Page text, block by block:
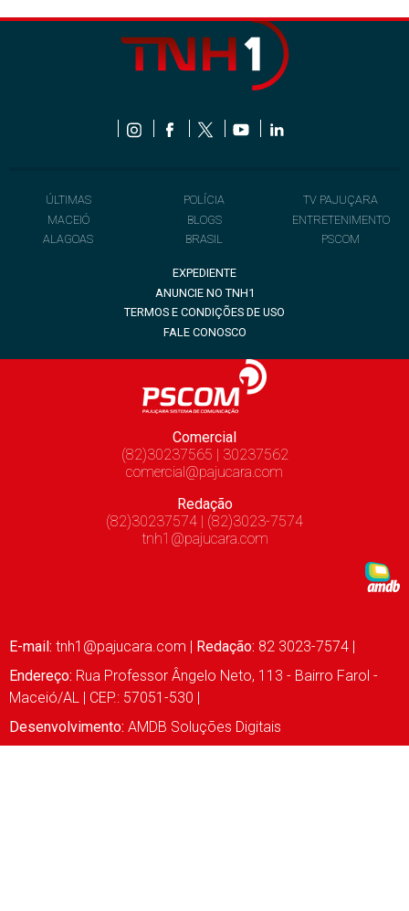
ÚLTIMAS
MACEIÓ
ALAGOAS
POLÍCIA
BLOGS
BRASIL
TV PAJUÇARA
ENTRETENIMENTO
PSCOM
EXPEDIENTE
ANUNCIE NO TNH1
TERMOS E CONDIÇÕES DE USO
FALE CONOSCO
Comercial
(82)30237565 | 30237562
comercial@pajucara.com
Redação
(82)30237574 | (82)3023-7574
tnh1@pajucara.com
E-mail: tnh1@pajucara.com | Redação: 82 3023-7574 |
Endereço: Rua Professor Ângelo Neto, 113 - Bairro Farol -
Maceió/AL | CEP.: 57051-530 |
Desenvolvimento: AMDB Soluções Digitais